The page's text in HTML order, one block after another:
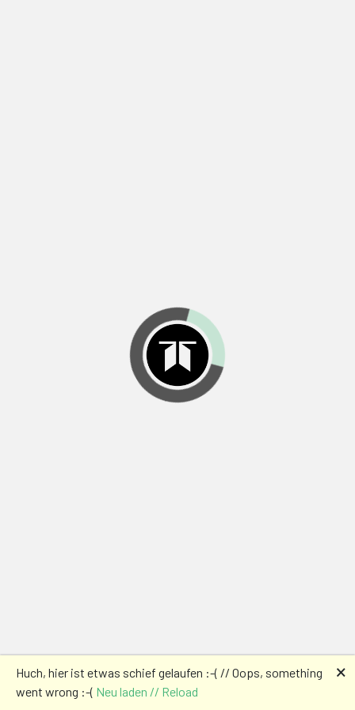
Huch, hier ist etwas schief gelaufen :-( // Oops, something
went wrong :-( Neu laden // Reload
🗙